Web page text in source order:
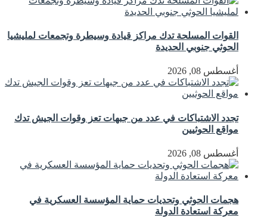
القوات المسلحة تدك مراكز قيادة وسيطرة وتجمعات لمليشيا
الحوثي جنوبي الحديدة
أغسطس 08, 2026
تجدد الاشتباكات في عدد من جبهات تعز وقوات الجيش تدك
مواقع الحوثيين
أغسطس 08, 2026
هجمات الحوثي وتحديات حماية المؤسسة العسكرية في
معركة استعادة الدولة